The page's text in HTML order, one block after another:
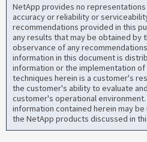
NetApp provides no
accuracy or reliability or
recommendations provided in this
any results that may be obtained by
observance of any
information in this document is
information or the implementation
techniques herein is a customer's
the customer's ability to evaluate
customer's operational
information contained herein may
the NetApp products discussed in